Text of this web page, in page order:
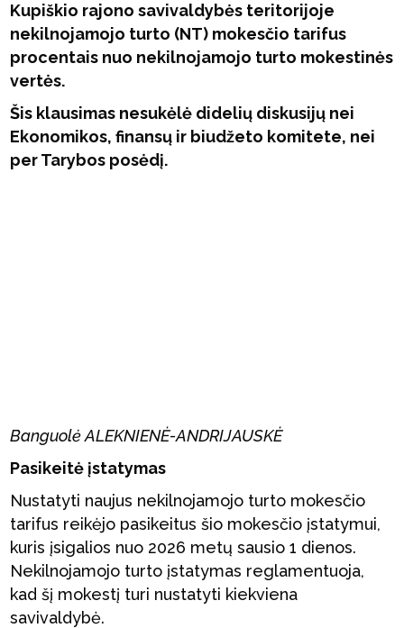
Kupiškio rajono savivaldybės teritorijoje
nekilnojamojo turto (NT) mokesčio tarifus
procentais nuo nekilnojamojo turto mokestinės
vertės.
Šis klausimas nesukėlė didelių diskusijų nei
Ekonomikos, finansų ir biudžeto komitete, nei
per Tarybos posėdį.
Banguolė ALEKNIENĖ-ANDRIJAUSKĖ
Pasikeitė įstatymas
Nustatyti naujus nekilnojamojo turto mokesčio
tarifus reikėjo pasikeitus šio mokesčio įstatymui,
kuris įsigalios nuo 2026 metų sausio 1 dienos.
Nekilnojamojo turto įstatymas reglamentuoja,
kad šį mokestį turi nustatyti kiekviena
savivaldybė.